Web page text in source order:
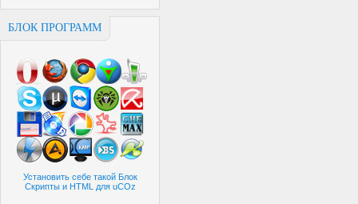
БЛОК ПРОГРАММ
Установить себе такой Блок
Скрипты и HTML для uCOz